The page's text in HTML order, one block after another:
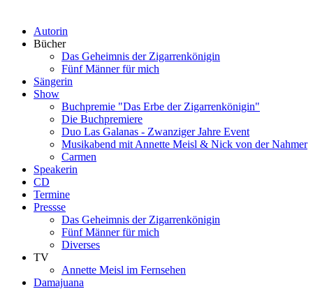
Autorin
Bücher
Das Geheimnis der Zigarrenkönigin
Fünf Männer für mich
Sängerin
Show
Buchpremie "Das Erbe der Zigarrenkönigin"
Die Buchpremiere
Duo Las Galanas - Zwanziger Jahre Event
Musikabend mit Annette Meisl & Nick von der Nahmer
Carmen
Speakerin
CD
Termine
Pressse
Das Geheimnis der Zigarrenkönigin
Fünf Männer für mich
Diverses
TV
Annette Meisl im Fernsehen
Damajuana